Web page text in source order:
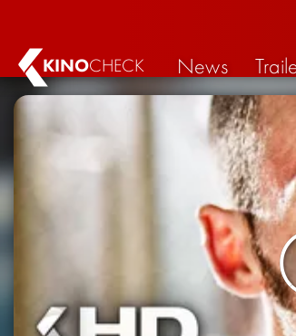
KINOCHECK News